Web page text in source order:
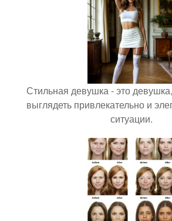
Стильная девушка - это
выглядеть привлекательно и
ситуации.